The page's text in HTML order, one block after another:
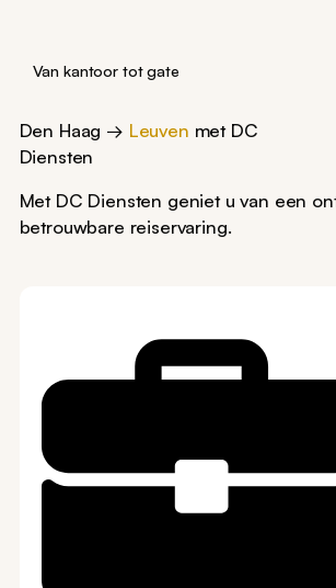
Van kantoor tot gate
Den Haag → Leuven met DC
Diensten
Met DC Diensten geniet u van een
betrouwbare reiservaring.